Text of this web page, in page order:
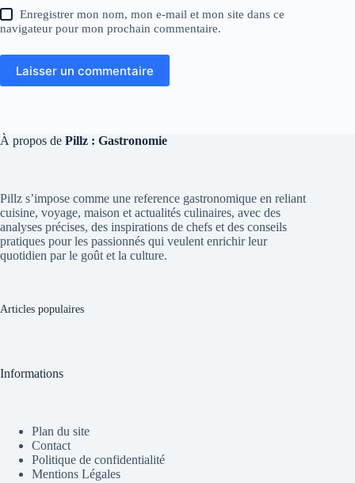
Enregistrer mon nom, mon e-mail et mon site dans ce
navigateur pour mon prochain commentaire.
Laisser un commentaire
À propos de Pillz : Gastronomie
Pillz s’impose comme une reference gastronomique en reliant
cuisine, voyage, maison et actualités culinaires, avec des
analyses précises, des inspirations de chefs et des conseils
pratiques pour les passionnés qui veulent enrichir leur
quotidien par le goût et la culture.
Articles populaires
Informations
Plan du site
Contact
Politique de confidentialité
Mentions Légales